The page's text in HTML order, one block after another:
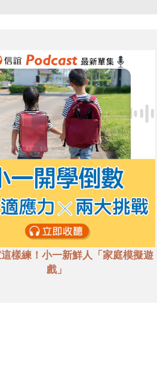
樣練！小一新鮮人「家庭模擬遊
戲」